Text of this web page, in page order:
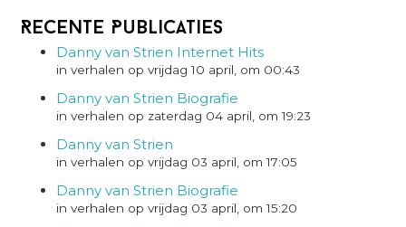
Recente Publicaties
Danny van Strien Internet Hits
in verhalen op vrijdag 10 april, om 00:43
Danny van Strien Biografie
in verhalen op zaterdag 04 april, om 19:23
Danny van Strien
in verhalen op vrijdag 03 april, om 17:05
Danny van Strien Biografie
in verhalen op vrijdag 03 april, om 15:20